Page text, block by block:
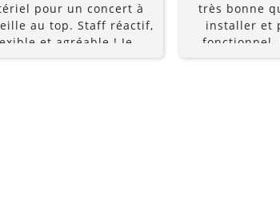
pour un concert à
au top. Staff réactif,
et agréable ! Je
à 100%
très bonne
installer et
fonctionnel.
réactif,